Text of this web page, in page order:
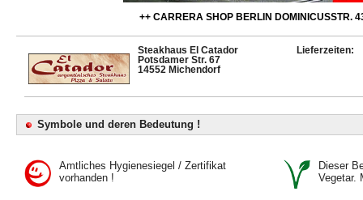
++ CARRERA SHOP BERLIN DOMINICUSSTR.
Steakhaus El Catador
Potsdamer Str. 67
14552 Michendorf
Lieferzeiten:
Symbole und deren Bedeutung !
Amtliches Hygienesiegel / Zertifikat
vorhanden !
Dieser
Vegetar.